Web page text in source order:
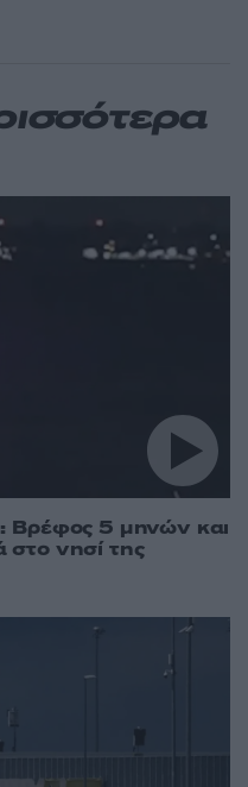
Βρέφος 5 μηνών και
νησί της